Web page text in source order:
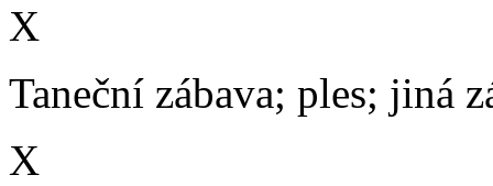
X
Taneční zábava; ples; jiná
X